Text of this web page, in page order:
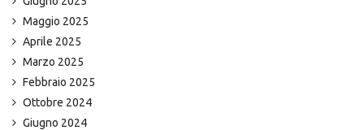
Maggio 2025
Aprile 2025
Marzo 2025
Febbraio 2025
Ottobre 2024
Giugno 2024